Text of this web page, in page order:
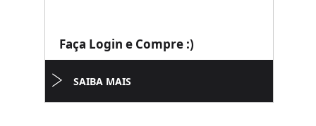
Faça Login e Compre :)
SAIBA MAIS